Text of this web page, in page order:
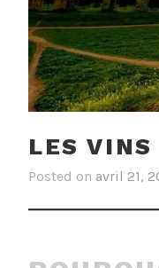
LES
Posted on avril 21,